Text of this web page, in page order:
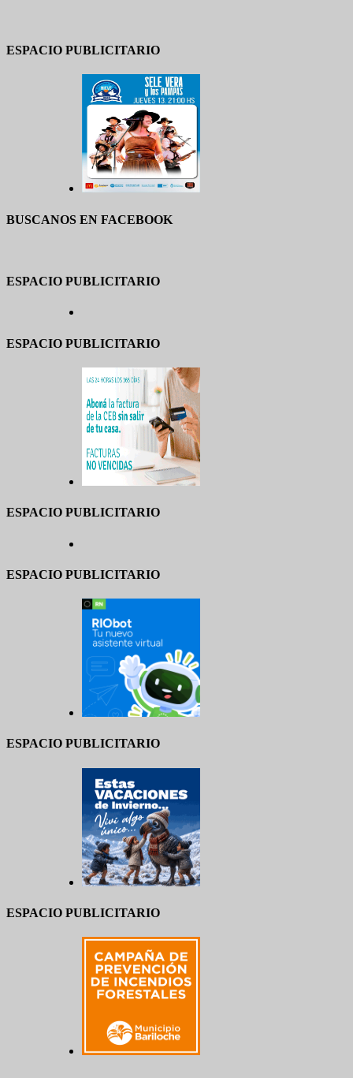
ESPACIO PUBLICITARIO
BUSCANOS EN FACEBOOK
ESPACIO PUBLICITARIO
ESPACIO PUBLICITARIO
ESPACIO PUBLICITARIO
ESPACIO PUBLICITARIO
ESPACIO PUBLICITARIO
ESPACIO PUBLICITARIO